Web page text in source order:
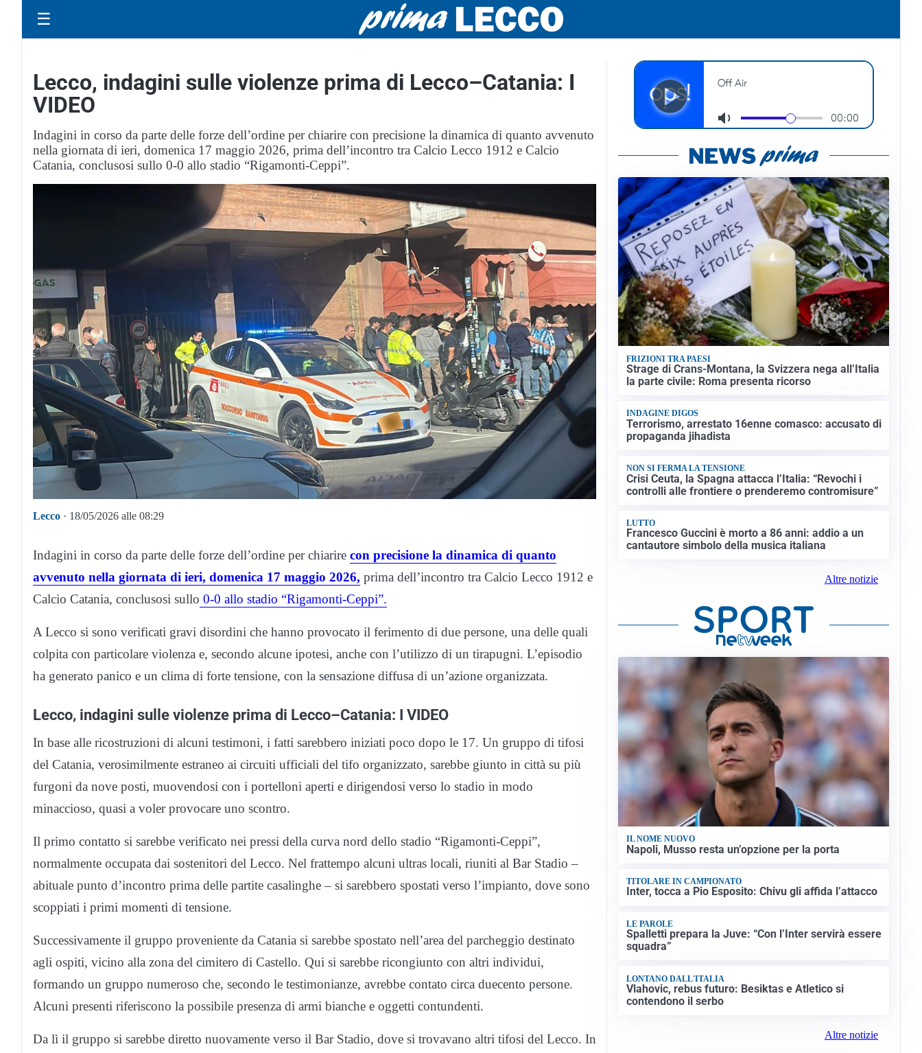
☰
Lecco, indagini sulle violenze prima di Lecco–Catania: I
VIDEO
Indagini in corso da parte delle forze dell’ordine per chiarire con precisione la dinamica di quanto avvenuto
nella giornata di ieri, domenica 17 maggio 2026, prima dell’incontro tra Calcio Lecco 1912 e Calcio
Catania, conclusosi sullo 0-0 allo stadio “Rigamonti-Ceppi”.
Lecco · 18/05/2026 alle 08:29
Indagini in corso da parte delle forze dell’ordine per chiarire con precisione la dinamica di quanto
avvenuto nella giornata di ieri, domenica 17 maggio 2026, prima dell’incontro tra Calcio Lecco 1912 e
Calcio Catania, conclusosi sullo 0-0 allo stadio “Rigamonti-Ceppi”.
A Lecco si sono verificati gravi disordini che hanno provocato il ferimento di due persone, una delle quali
colpita con particolare violenza e, secondo alcune ipotesi, anche con l’utilizzo di un tirapugni. L’episodio
ha generato panico e un clima di forte tensione, con la sensazione diffusa di un’azione organizzata.
Lecco, indagini sulle violenze prima di Lecco–Catania: I VIDEO
In base alle ricostruzioni di alcuni testimoni, i fatti sarebbero iniziati poco dopo le 17. Un gruppo di tifosi
del Catania, verosimilmente estraneo ai circuiti ufficiali del tifo organizzato, sarebbe giunto in città su più
furgoni da nove posti, muovendosi con i portelloni aperti e dirigendosi verso lo stadio in modo
minaccioso, quasi a voler provocare uno scontro.
Il primo contatto si sarebbe verificato nei pressi della curva nord dello stadio “Rigamonti-Ceppi”,
normalmente occupata dai sostenitori del Lecco. Nel frattempo alcuni ultras locali, riuniti al Bar Stadio –
abituale punto d’incontro prima delle partite casalinghe – si sarebbero spostati verso l’impianto, dove sono
scoppiati i primi momenti di tensione.
Successivamente il gruppo proveniente da Catania si sarebbe spostato nell’area del parcheggio destinato
agli ospiti, vicino alla zona del cimitero di Castello. Qui si sarebbe ricongiunto con altri individui,
formando un gruppo numeroso che, secondo le testimonianze, avrebbe contato circa duecento persone.
Alcuni presenti riferiscono la possibile presenza di armi bianche e oggetti contundenti.
Da lì il gruppo si sarebbe diretto nuovamente verso il Bar Stadio, dove si trovavano altri tifosi del Lecco. In
FRIZIONI TRA PAESI
Strage di Crans-Montana, la Svizzera nega all’Italia
la parte civile: Roma presenta ricorso
INDAGINE DIGOS
Terrorismo, arrestato 16enne comasco: accusato di
propaganda jihadista
NON SI FERMA LA TENSIONE
Crisi Ceuta, la Spagna attacca l’Italia: “Revochi i
controlli alle frontiere o prenderemo contromisure”
LUTTO
Francesco Guccini è morto a 86 anni: addio a un
cantautore simbolo della musica italiana
Altre notizie
IL NOME NUOVO
Napoli, Musso resta un’opzione per la porta
TITOLARE IN CAMPIONATO
Inter, tocca a Pio Esposito: Chivu gli affida l’attacco
LE PAROLE
Spalletti prepara la Juve: “Con l’Inter servirà essere
squadra”
LONTANO DALL'ITALIA
Vlahovic, rebus futuro: Besiktas e Atletico si
contendono il serbo
Altre notizie